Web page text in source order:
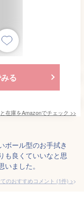
る
在庫をAmazonでチェック >>
ボール型のお手拭き
も良くていいなと思
ました。
のおすすめコメント (1件) >